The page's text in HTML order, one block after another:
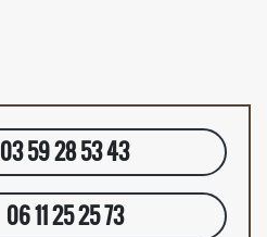
03 59 28 53 43
06 11 25 25 73